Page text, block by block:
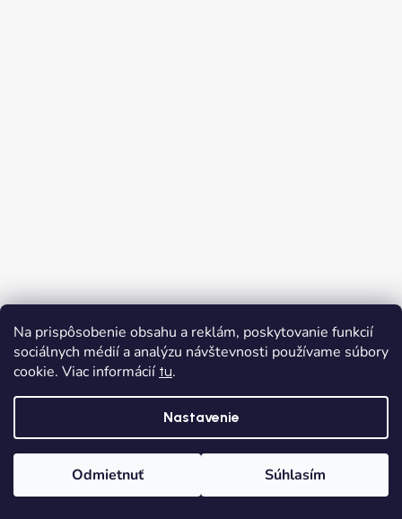
Na prispôsobenie obsahu a reklám, poskytovanie funkcií
sociálnych médií a analýzu návštevnosti používame súbory
cookie. Viac informácií tu.
Nastavenie
Odmietnuť Súhlasím
Sledovať na Instagrame